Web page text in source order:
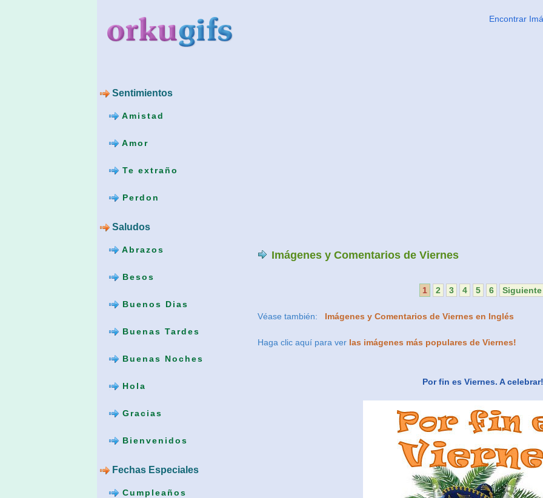
Sentimientos
Amistad
Amor
Te extraño
Perdon
Saludos
Abrazos
Besos
Buenos Dias
Buenas Tardes
Buenas Noches
Hola
Gracias
Bienvenidos
Fechas Especiales
Cumpleaños
Encontrar
Imágenes y Comentarios de Viernes
1 2 3 4 5 6 Siguiente
Véase también: Imágenes y Comentarios de Viernes en Inglés
Haga clic aquí para ver las imágenes más populares de Viernes!
Por fin es Viernes. A celebrar!